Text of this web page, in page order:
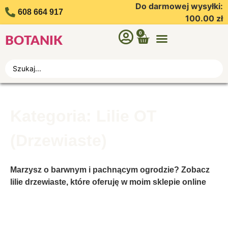
608 664 917
Do darmowej wysyłki:
100.00 zł
BOTANIK
0
Marzysz o barwnym i pachnącym ogrodzie? Zobacz
lilie drzewiaste, które oferuję w moim sklepie online